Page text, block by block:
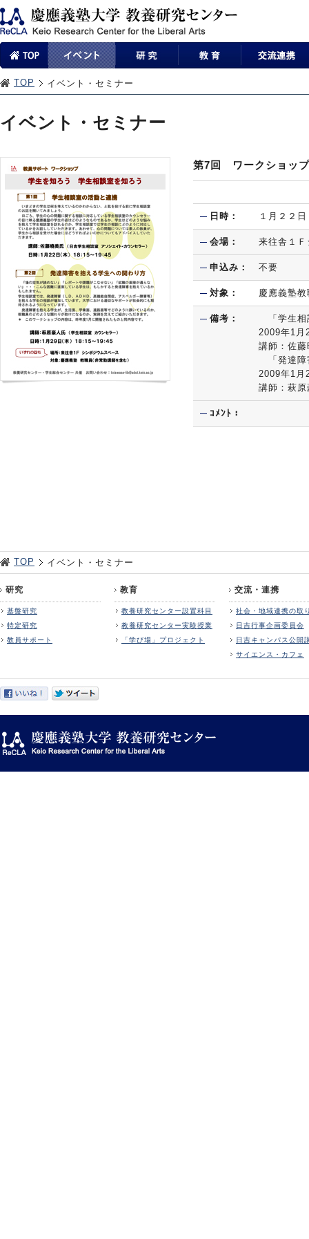
TOP イベント・セミナー
イベント・セミナー
第7回 ワークショッ
日時： １月２２
会場： 来往舎１
申込み： 不要
対象： 慶應義塾
備考：
「学生相
2009年1月
講師：佐
「発達障
2009年1月
講師：萩
ｺﾒﾝﾄ：
TOP イベント・セミナー
研究
基盤研究
特定研究
教員サポート
教育
教養研究センター設置科目
教養研究センター実験授業
「学び場」プロジェクト
交流・連携
社会・地域連携の取
日吉行事企画委員会
日吉キャンパス公開
サイエンス・カフェ